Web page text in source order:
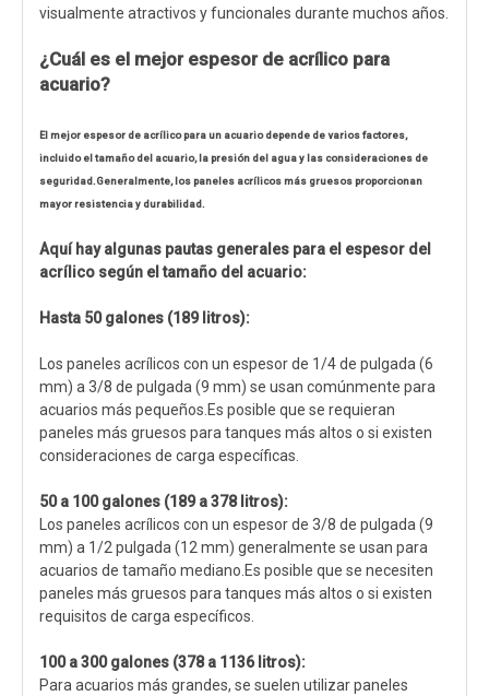
visualmente atractivos y funcionales durante muchos años.
¿Cuál es el mejor espesor de acrílico para
acuario?
El mejor espesor de acrílico para un acuario depende de varios factores,
incluido el tamaño del acuario, la presión del agua y las consideraciones de
seguridad.Generalmente, los paneles acrílicos más gruesos proporcionan
mayor resistencia y durabilidad.
Aquí hay algunas pautas generales para el espesor del
acrílico según el tamaño del acuario:
Hasta 50 galones (189 litros):
Los paneles acrílicos con un espesor de 1/4 de pulgada (6
mm) a 3/8 de pulgada (9 mm) se usan comúnmente para
acuarios más pequeños.Es posible que se requieran
paneles más gruesos para tanques más altos o si existen
consideraciones de carga específicas.
50 a 100 galones (189 a 378 litros):
Los paneles acrílicos con un espesor de 3/8 de pulgada (9
mm) a 1/2 pulgada (12 mm) generalmente se usan para
acuarios de tamaño mediano.Es posible que se necesiten
paneles más gruesos para tanques más altos o si existen
requisitos de carga específicos.
100 a 300 galones (378 a 1136 litros):
Para acuarios más grandes, se suelen utilizar paneles